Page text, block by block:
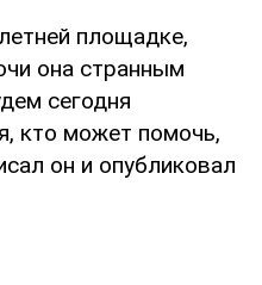
площадке,
она странным
сегодня
кто может помочь,
он и опубликовал